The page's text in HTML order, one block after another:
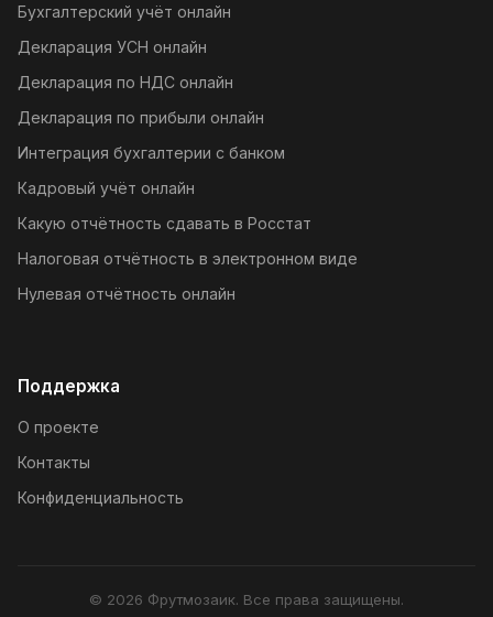
Бухгалтерский учёт онлайн
Декларация УСН онлайн
Декларация по НДС онлайн
Декларация по прибыли онлайн
Интеграция бухгалтерии с банком
Кадровый учёт онлайн
Какую отчётность сдавать в Росстат
Налоговая отчётность в электронном виде
Нулевая отчётность онлайн
Поддержка
О проекте
Контакты
Конфиденциальность
© 2026 Фрутмозаик. Все права защищены.